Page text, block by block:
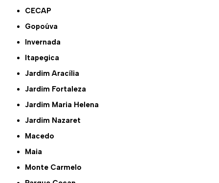
CECAP
Gopoúva
Invernada
Itapegica
Jardim Aracília
Jardim Fortaleza
Jardim Maria Helena
Jardim Nazaret
Macedo
Maia
Monte Carmelo